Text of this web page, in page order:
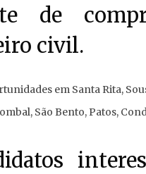
de
civil.
em Santa Rita,
São Bento, Patos,